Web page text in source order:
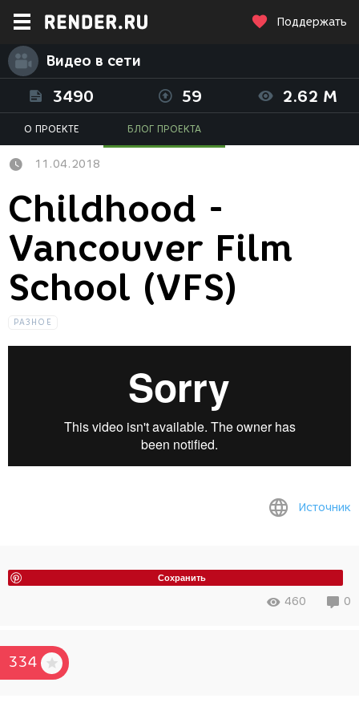
Поддержать
Видео в сети
3490 59 2.62 M
О ПРОЕКТЕ БЛОГ ПРОЕКТА
11.04.2018
Childhood -
Vancouver Film
School (VFS)
РАЗНОЕ
Источник
Сохранить
460 0
334